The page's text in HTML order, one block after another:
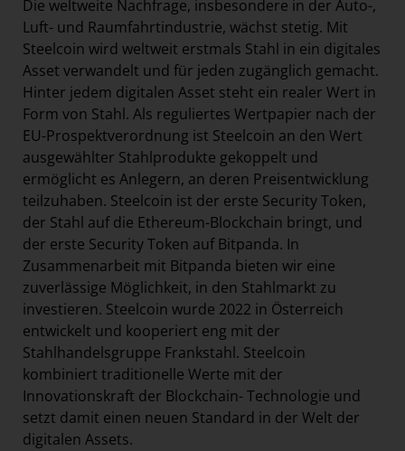
Die weltweite Nachfrage, insbesondere in der Auto-,
Luft- und Raumfahrtindustrie, wächst stetig. Mit
Steelcoin wird weltweit erstmals Stahl in ein digitales
Asset verwandelt und für jeden zugänglich gemacht.
Hinter jedem digitalen Asset steht ein realer Wert in
Form von Stahl. Als reguliertes Wertpapier nach der
EU-Prospektverordnung ist Steelcoin an den Wert
ausgewählter Stahlprodukte gekoppelt und
ermöglicht es Anlegern, an deren Preisentwicklung
teilzuhaben. Steelcoin ist der erste Security Token,
der Stahl auf die Ethereum-Blockchain bringt, und
der erste Security Token auf Bitpanda. In
Zusammenarbeit mit Bitpanda bieten wir eine
zuverlässige Möglichkeit, in den Stahlmarkt zu
investieren. Steelcoin wurde 2022 in Österreich
entwickelt und kooperiert eng mit der
Stahlhandelsgruppe Frankstahl. Steelcoin
kombiniert traditionelle Werte mit der
Innovationskraft der Blockchain- Technologie und
setzt damit einen neuen Standard in der Welt der
digitalen Assets.